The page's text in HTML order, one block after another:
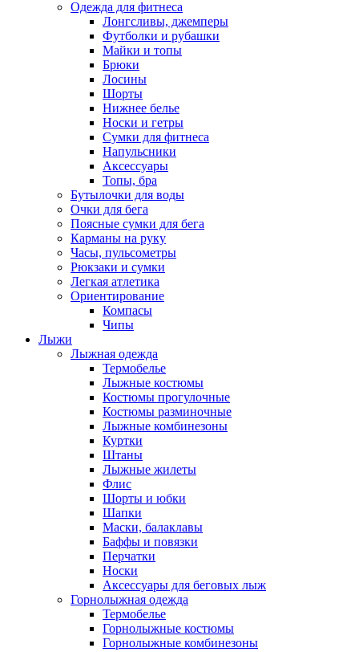
Одежда для фитнеса
Лонгсливы, джемперы
Футболки и рубашки
Майки и топы
Брюки
Лосины
Шорты
Нижнее белье
Носки и гетры
Сумки для фитнеса
Напульсники
Аксессуары
Топы, бра
Бутылочки для воды
Очки для бега
Поясные сумки для бега
Карманы на руку
Часы, пульсометры
Рюкзаки и сумки
Легкая атлетика
Ориентирование
Компасы
Чипы
Лыжи
Лыжная одежда
Термобелье
Лыжные костюмы
Костюмы прогулочные
Костюмы разминочные
Лыжные комбинезоны
Куртки
Штаны
Лыжные жилеты
Флис
Шорты и юбки
Шапки
Маски, балаклавы
Баффы и повязки
Перчатки
Носки
Аксессуары для беговых лыж
Горнолыжная одежда
Термобелье
Горнолыжные костюмы
Горнолыжные комбинезоны